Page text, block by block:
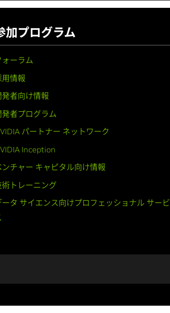
加プログラム
ォーラム
用情報
発者向け情報
発者プログラム
パートナー ネットワーク
Inception
ンチャー キャピタル向け情報
術トレーニング
ータ サイエンス向けプロフェッショナル サービ